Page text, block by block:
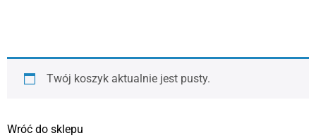
Twój koszyk aktualnie jest pusty.
Wróć do sklepu